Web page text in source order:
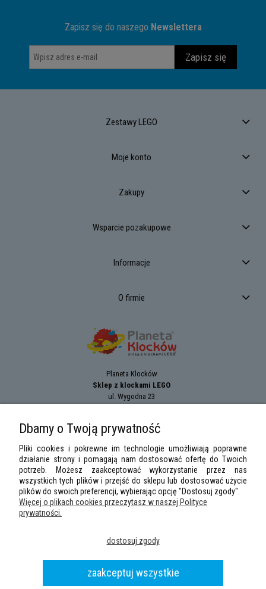
Zapisz się do naszego Newslettera
Zapisz się
Zestawy LEGO
Moje konto
Zakupy
Wsparcie pozakupowe
Informacje
O firmie
Planeta Klocków
Sklep z klockami LEGO
ul. Wygodna 23
e-mail:sklep@planetaklockow.pl
,LEGO Ninjago,Minifigures, Harry Potter
2026
Dbamy o Twoją prywatność
Pliki cookies i pokrewne im technologie umożliwiają poprawne
działanie strony i pomagają nam dostosować ofertę do Twoich
potrzeb. Możesz zaakceptować wykorzystanie przez nas
wszystkich tych plików i przejść do sklepu lub dostosować użycie
plików do swoich preferencji, wybierając opcję "Dostosuj zgody".
Więcej o plikach cookies przeczytasz w naszej Polityce
prywatności.
dostosuj zgody
zaakceptuj wszystkie